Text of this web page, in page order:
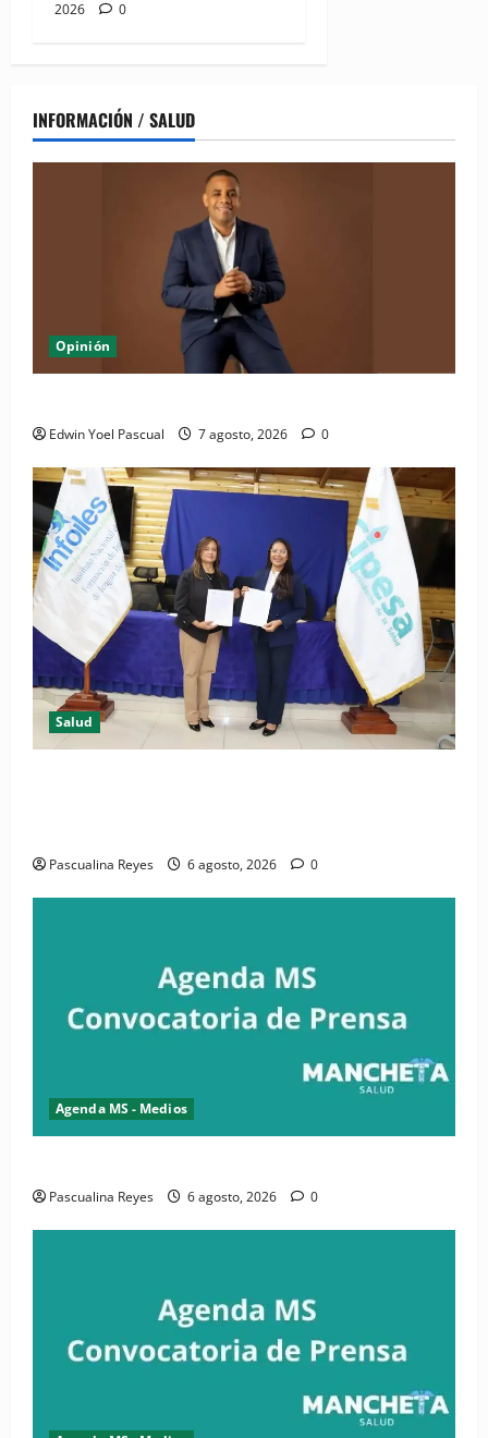
2026
0
INFORMACIÓN / SALUD
Opinión
Edwin Yoel Pascual 7 agosto, 2026 0
Salud
Pascualina Reyes 6 agosto, 2026 0
Agenda MS - Medios
Pascualina Reyes 6 agosto, 2026 0